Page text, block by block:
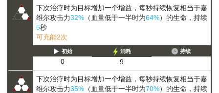
下次治疗时为目标增加一个增益，每秒持续恢复相当于嘉
维尔攻击力32% （血量低于一半时为64%）的生命，持续
5秒
可充能2次
初始
0
消耗
9
持续
下次治疗时为目标增加一个增益，每秒持续恢复相当于嘉
维尔攻击力35% （血量低于一半时为70%）的生命，持续